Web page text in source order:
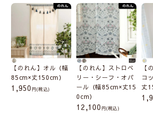
【のれん】オル（幅
85cm×丈150cm）
1,950 (税込)
【のれん】ストロベ
リー・シーフ・オパ
ール（幅85cm×丈15
0cm）
12,100 (税込)
【
コ
丈